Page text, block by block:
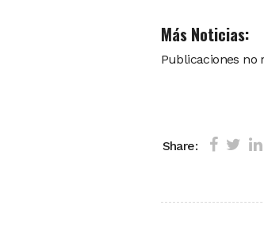
Más Noticias:
Publicaciones no
Share: